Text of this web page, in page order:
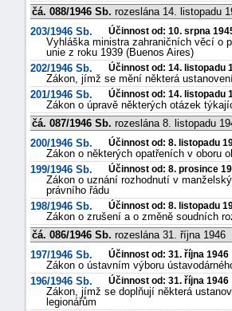
čá. 088/1946 Sb. rozeslána 14. listopadu
203/1946 Sb.
Účinnost od: 10. srpna
Vyhláška ministra zahraničních věcí o
unie z roku 1939 (Buenos Aires)
202/1946 Sb.
Účinnost od: 14. listopadu
Zákon, jímž se mění některá
201/1946 Sb.
Účinnost od: 14. listopadu
Zákon o úpravě některých otázek
čá. 087/1946 Sb. rozeslána 8. listopadu
200/1946 Sb.
Účinnost od: 8. listopadu
Zákon o některých opatřeních v oboru
199/1946 Sb.
Účinnost od: 8. prosince
Zákon o uznání rozhodnutí v
právního řádu
198/1946 Sb.
Účinnost od: 8. listopadu
Zákon o zrušení a o změně soudních
čá. 086/1946 Sb. rozeslána 31. října 1946
197/1946 Sb.
Účinnost od: 31. října
Zákon o ústavním výboru
196/1946 Sb.
Účinnost od: 31. října 1946
Zákon, jímž se doplňují některá
legionářům